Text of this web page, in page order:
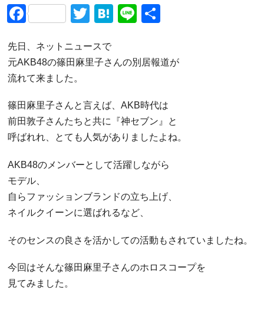
FacebookTwitter
Hatena
Line
先日、ネットニュースで
元AKB48の篠田麻里子さんの別居報道が
流れて来ました。
篠田麻里子さんと言えば、AKB時代は
前田敦子さんたちと共に『神セブン』と
呼ばれれ、とても人気がありましたよね。
AKB48のメンバーとして活躍しながら
モデル、
自らファッションブランドの立ち上げ、
ネイルクイーンに選ばれるなど、
そのセンスの良さを活かしての活動もされていましたね。
今回はそんな篠田麻里子さんのホロスコープを
見てみました。